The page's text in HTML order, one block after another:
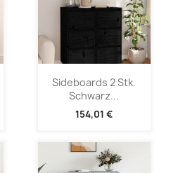
Sideboards 2 Stk.
Schwarz...
154,01 €